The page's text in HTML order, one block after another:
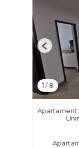
1 /8
Previous
Apartament